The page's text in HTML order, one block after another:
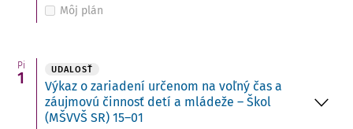
Môj plán
Pi
1 UDALOSŤ
Výkaz o zariadení určenom na voľný čas a
záujmovú činnosť detí a mládeže – Škol
(MŠVVŠ SR) 15–01